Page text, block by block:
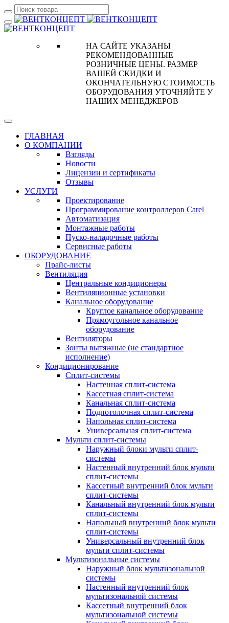
НА САЙТЕ УКАЗАНЫ
РЕКОМЕНДОВАННЫЕ
РОЗНИЧНЫЕ ЦЕНЫ. РАЗМЕР
ВАШЕЙ СКИДКИ И
ОКОНЧАТЕЛЬНУЮ СТОИМОСТЬ
ОБОРУДОВАНИЯ УТОЧНЯЙТЕ У
НАШИХ МЕНЕДЖЕРОВ
ГЛАВНАЯ
О КОМПАНИИ
Взгляды
Новости
Лицензии и сертификаты
Отзывы
УСЛУГИ
Проектирование
Программирование контроллеров Carel
Автоматизация
Монтажные работы
Пуско-наладочные работы
Сервисные работы
ОБОРУДОВАНИЕ
Прайс-листы
Вентиляция
Центральные кондиционеры
Вентиляционные установки
Канальное оборудование
Круглое канальное оборудование
Прямоугольное канальное
оборудование
Вентиляторы
Зонты вытяжные (не стандартное
исполнение)
Кондиционирование
Сплит-системы
Настенная сплит-система
Кассетная сплит-система
Канальная сплит-система
Подпотолочная сплит-система
Напольная сплит-система
Универсальная сплит-система
Мульти сплит-системы
Наружный блоки мульти сплит-
системы
Настенный внутренний блок мульти
сплит-системы
Кассетный внутренний блок мульти
сплит-системы
Канальный внутренний блок мульти
сплит-системы
Напольный внутренний блок мульти
сплит-системы
Универсальный внутренний блок
мульти сплит-системы
Мультизональные системы
Наружный блок мультизональной
системы
Настенный внутренний блок
мультизональной системы
Кассетный внутренний блок
мультизональной системы